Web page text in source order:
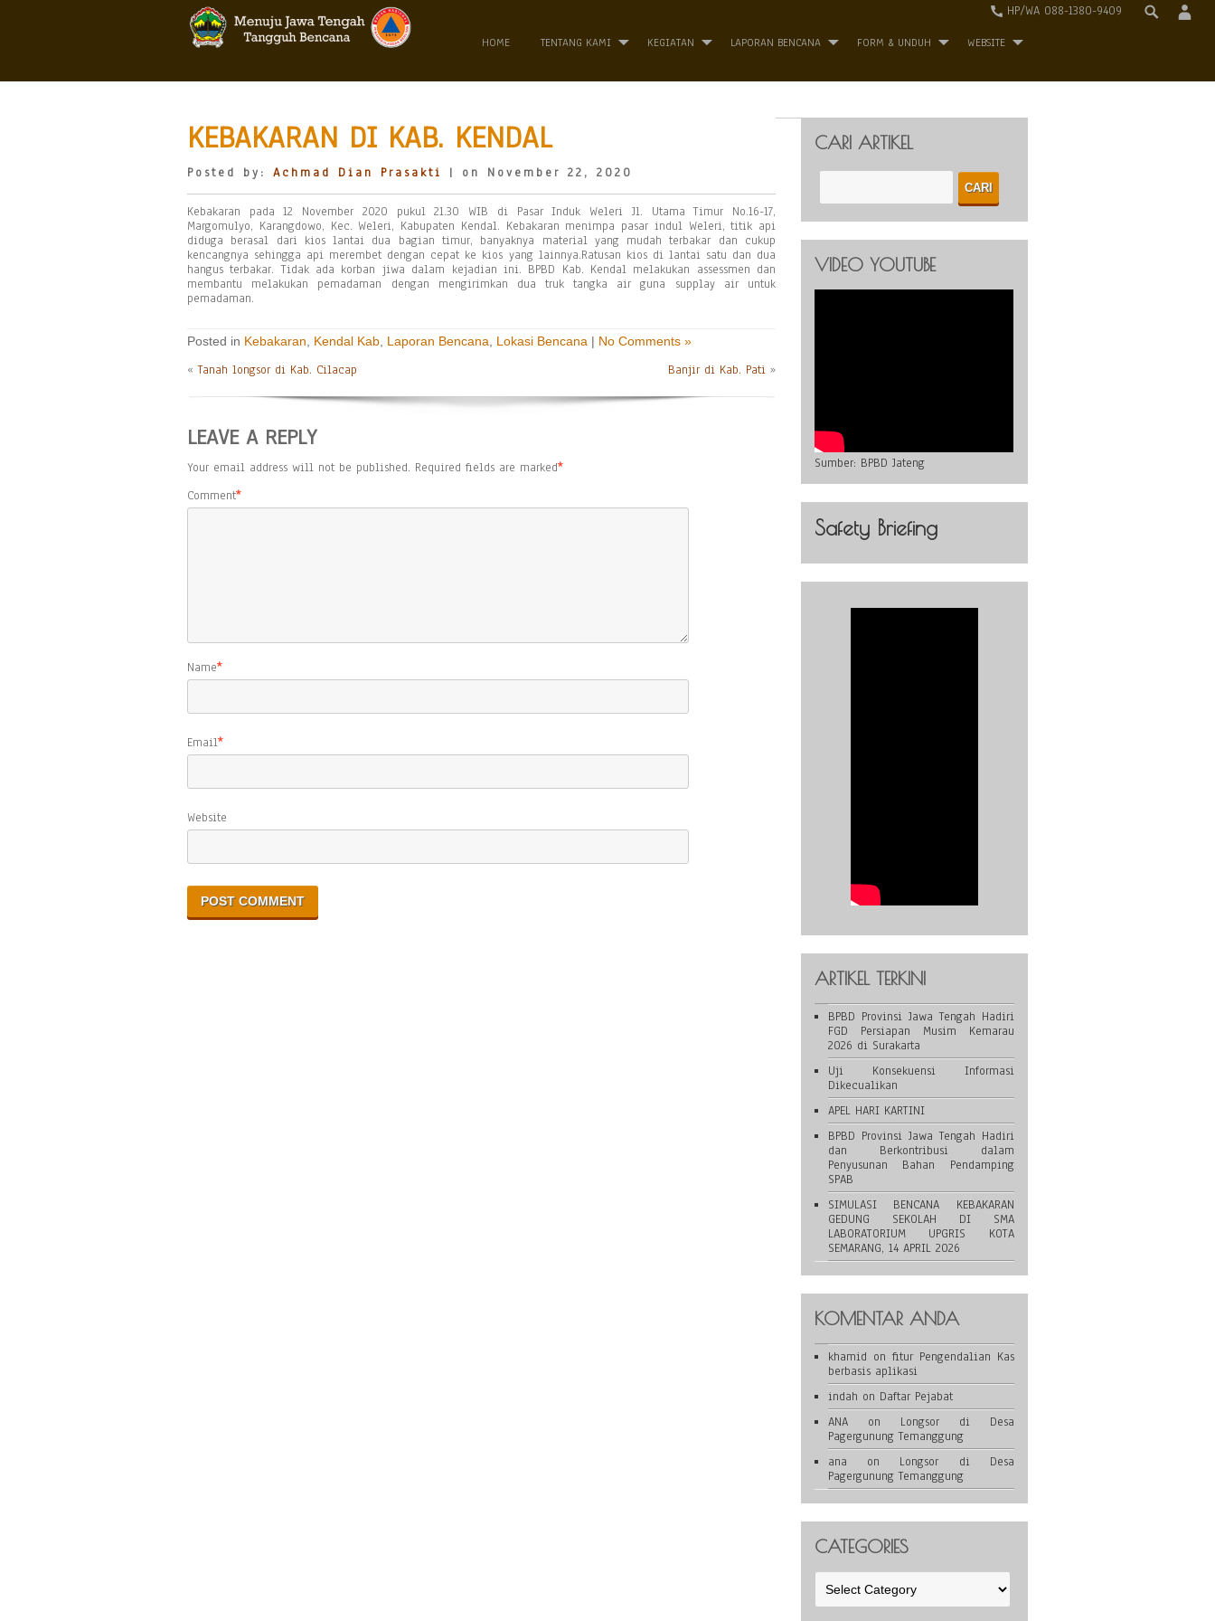
HP/WA 088-1380-9409
HOME TENTANG KAMI KEGIATAN LAPORAN BENCANA FORM & UNDUH WEBSITE
KEBAKARAN DI KAB. KENDAL
Posted by: Achmad Dian Prasakti | on November 22, 2020
Kebakaran pada 12 November 2020 pukul 21.30 WIB di Pasar Induk Weleri Jl. Utama Timur No.16-17,
Margomulyo, Karangdowo, Kec. Weleri, Kabupaten Kendal. Kebakaran menimpa pasar indul Weleri, titik api
diduga berasal dari kios lantai dua bagian timur, banyaknya material yang mudah terbakar dan cukup
kencangnya sehingga api merembet dengan cepat ke kios yang lainnya.Ratusan kios di lantai satu dan dua
hangus terbakar. Tidak ada korban jiwa dalam kejadian ini. BPBD Kab. Kendal melakukan assessmen dan
membantu melakukan pemadaman dengan mengirimkan dua truk tangka air guna supplay air untuk
pemadaman.
Posted in Kebakaran Kendal Kab Laporan Bencana Lokasi Bencana | No Comments »
«Tanah longsor di Kab. Cilacap Banjir di Kab. Pati »
LEAVE A REPLY
Your email address will not be published. Required fields are marked*
Comment*
Name*
Email*
Website
CARI ARTIKEL
VIDEO YOUTUBE
Sumber: BPBD Jateng
Safety Briefing
ARTIKEL TERKINI
BPBD Provinsi Jawa Tengah Hadiri
FGD Persiapan Musim Kemarau
2026 di Surakarta
Uji Konsekuensi Informasi
Dikecualikan
APEL HARI KARTINI
BPBD Provinsi Jawa Tengah Hadiri
dan Berkontribusi dalam
Penyusunan Bahan Pendamping
SPAB
SIMULASI BENCANA KEBAKARAN
GEDUNG SEKOLAH DI SMA
LABORATORIUM UPGRIS KOTA
SEMARANG, 14 APRIL 2026
KOMENTAR ANDA
khamid on fitur Pengendalian Kas
berbasis aplikasi
indah on Daftar Pejabat
ANAon Longsor di Desa
Pagergunung Temanggung
ana on Longsor di Desa
Pagergunung Temanggung
CATEGORIES
Categories